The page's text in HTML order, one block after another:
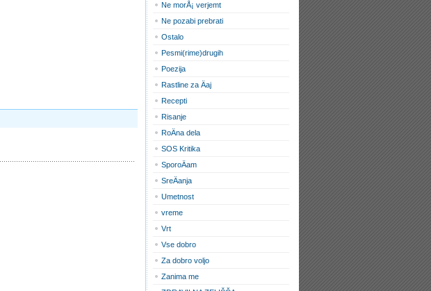
Ne morÅ¡ verjemt
Ne pozabi prebrati
Ostalo
Pesmi(rime)drugih
Poezija
Rastline za Äaj
Recepti
Risanje
RoÄna dela
SOS Kritika
SporoÄam
SreÄanja
Umetnost
vreme
Vrt
Vse dobro
Za dobro voljo
Zanima me